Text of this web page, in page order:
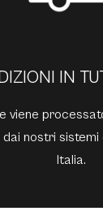
IN
viene
nostri
Italia.